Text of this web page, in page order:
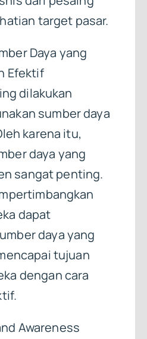
target pasar.
Daya yang
Efektif
dilakukan
sumber daya
karena itu,
daya yang
sangat penting.
dapat
daya yang
tujuan
dengan cara
Awareness